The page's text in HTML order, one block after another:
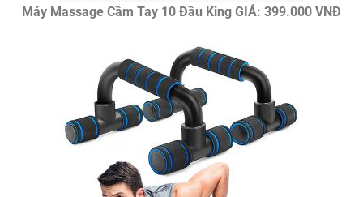
Máy Massage Cầm Tay 10 Đầu King GIÁ: 399.000 VNĐ